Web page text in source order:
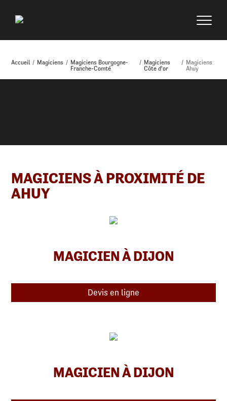
Accueil / Magiciens / Magiciens Bourgogne-
Franche-Comté
/ Magiciens
Côte d'or
/ Magiciens
Ahuy
MAGICIENS À PROXIMITÉ DE
AHUY
MAGICIEN À DIJON
Devis en ligne
MAGICIEN À DIJON